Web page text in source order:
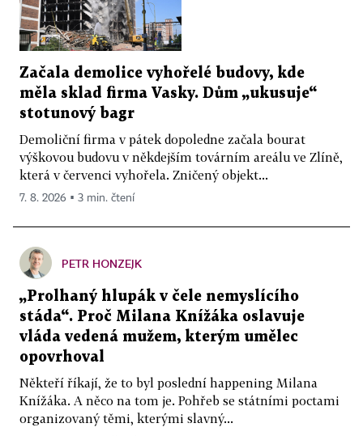
Začala demolice vyhořelé budovy, kde
měla sklad firma Vasky. Dům „ukusuje“
stotunový bagr
Demoliční firma v pátek dopoledne začala bourat
výškovou budovu v někdejším továrním areálu ve Zlíně,
která v červenci vyhořela. Zničený objekt...
7. 8. 2026 ▪ 3 min. čtení
PETR HONZEJK
„Prolhaný hlupák v čele nemyslícího
stáda“. Proč Milana Knížáka oslavuje
vláda vedená mužem, kterým umělec
opovrhoval
Někteří říkají, že to byl poslední happening Milana
Knížáka. A něco na tom je. Pohřeb se státními poctami
organizovaný těmi, kterými slavný...